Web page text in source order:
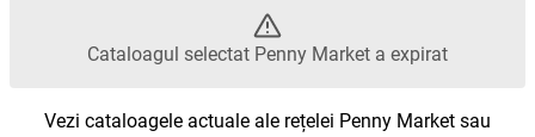
Cataloagul selectat Penny Market a expirat
Vezi cataloagele actuale ale rețelei Penny Market sau